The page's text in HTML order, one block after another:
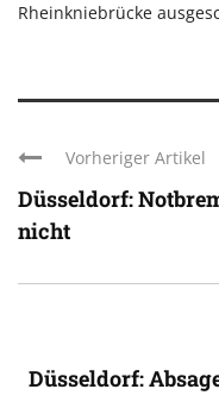
Rheinkniebrücke
Vorheriger Artikel
Düsseldorf:
nicht
Düsseldorf: